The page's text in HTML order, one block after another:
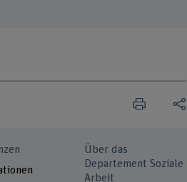
Über das
Departement Soziale
Arbeit